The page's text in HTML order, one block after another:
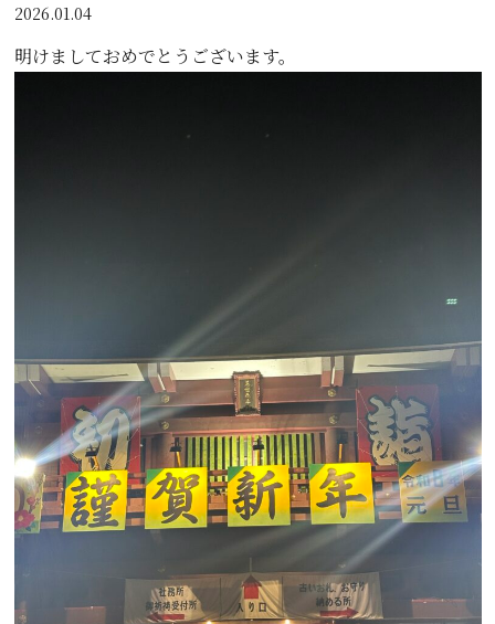
2026.01.04
明けましておめでとうございます。